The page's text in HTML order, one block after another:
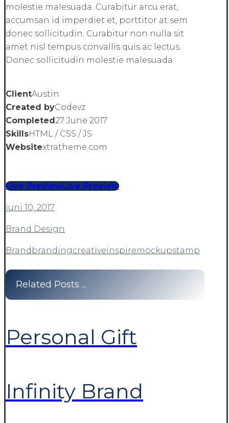
molestie malesuada. Curabitur arcu erat,
accumsan id imperdiet et, porttitor at sem
donec sollicitudin. Curabitur non nulla sit
amet nisl tempus convallis quis ac lectus.
Donec sollicitudin molestie malesuada.
ClientAustin
Created byCodevz
Completed27 June 2017
SkillsHTML / CSS / JS
Websitextratheme.com
Live PreviewLive Preview
juni 10, 2017
Brand Design
Brand brandingcreativeinspiremockupstamp
Related Posts ...
Personal Gift
Infinity Brand